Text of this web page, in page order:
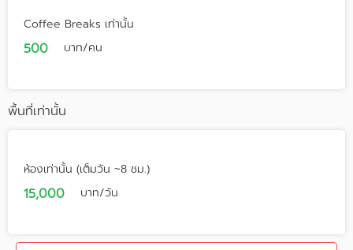
Coffee Breaks เท่านั้น
500 บาท/คน
พื้นที่เท่านั้น
ห้องเท่านั้น (เต็มวัน ~8 ชม.)
15,000 บาท/วัน